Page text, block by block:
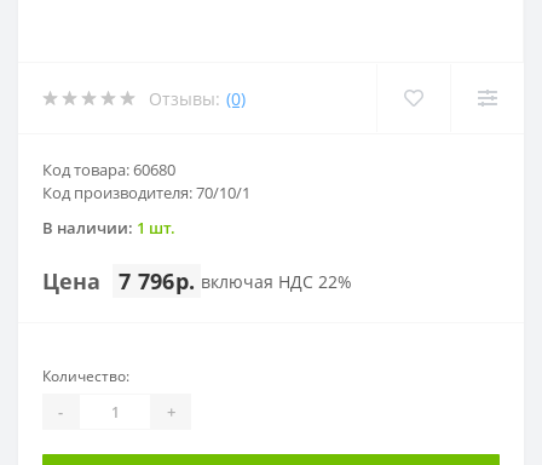
Отзывы: (0)
Код товара: 60680
Код производителя: 70/10/1
В наличии: 1 шт.
Цена 7 796р. включая НДС 22%
Количество:
- +